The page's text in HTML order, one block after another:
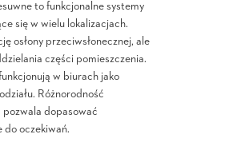
to funkcjonalne systemy
się w wielu lokalizacjach.
osłony przeciwsłonecznej, ale
części pomieszczenia.
w biurach jako
Różnorodność
pozwala dopasować
do oczekiwań.